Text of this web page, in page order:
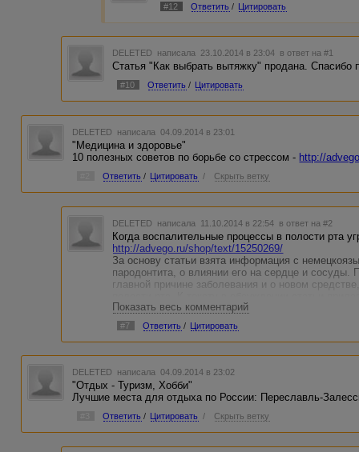
#12 Ответить / Цитировать
DELETED написала 23.10.2014 в 23:04 в ответ на #1
Статья "Как выбрать вытяжку" продана. Спасибо
#10 Ответить / Цитировать
DELETED написала 04.09.2014 в 23:01
"Медицина и здоровье"
10 полезных советов по борьбе со стрессом - http://
Ответить / Цитировать / Скрыть ветку
DELETED написала 11.10.2014 в 22:54 в ответ на #2
Когда воспалительные процессы в полости рта
http://advego.ru/shop/text/15250269/
За основу статьи взята информация с
пародонтита, о влиянии его на сердце и
главной причине заболевания и о новом
качестве бонуса.
Показать весь комментарий
#7 Ответить / Цитировать
DELETED написала 04.09.2014 в 23:02
"Отдых - Туризм, Хобби"
Лучшие места для отдыха по России: Переславль-
Ответить / Цитировать / Скрыть ветку